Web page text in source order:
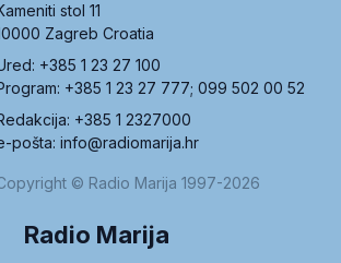
stol 11
Zagreb Croatia
+385 1 23 27 100
+385 1 23 27 777; 099 502 00 52
+385 1 2327000
pošta: info@radiomarija.hr
© Radio Marija 1997-2026
Radio Marija